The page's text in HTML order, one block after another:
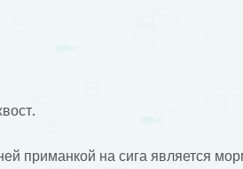
приманкой на сига является